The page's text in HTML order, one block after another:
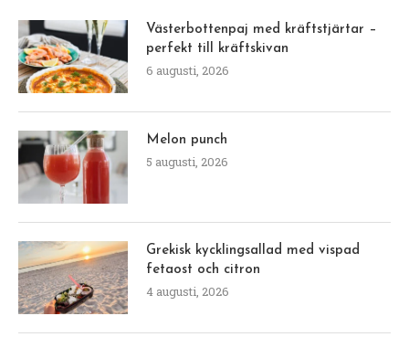
Västerbottenpaj med kräftstjärtar –
perfekt till kräftskivan
6 augusti, 2026
Melon punch
5 augusti, 2026
Grekisk kycklingsallad med vispad
fetaost och citron
4 augusti, 2026